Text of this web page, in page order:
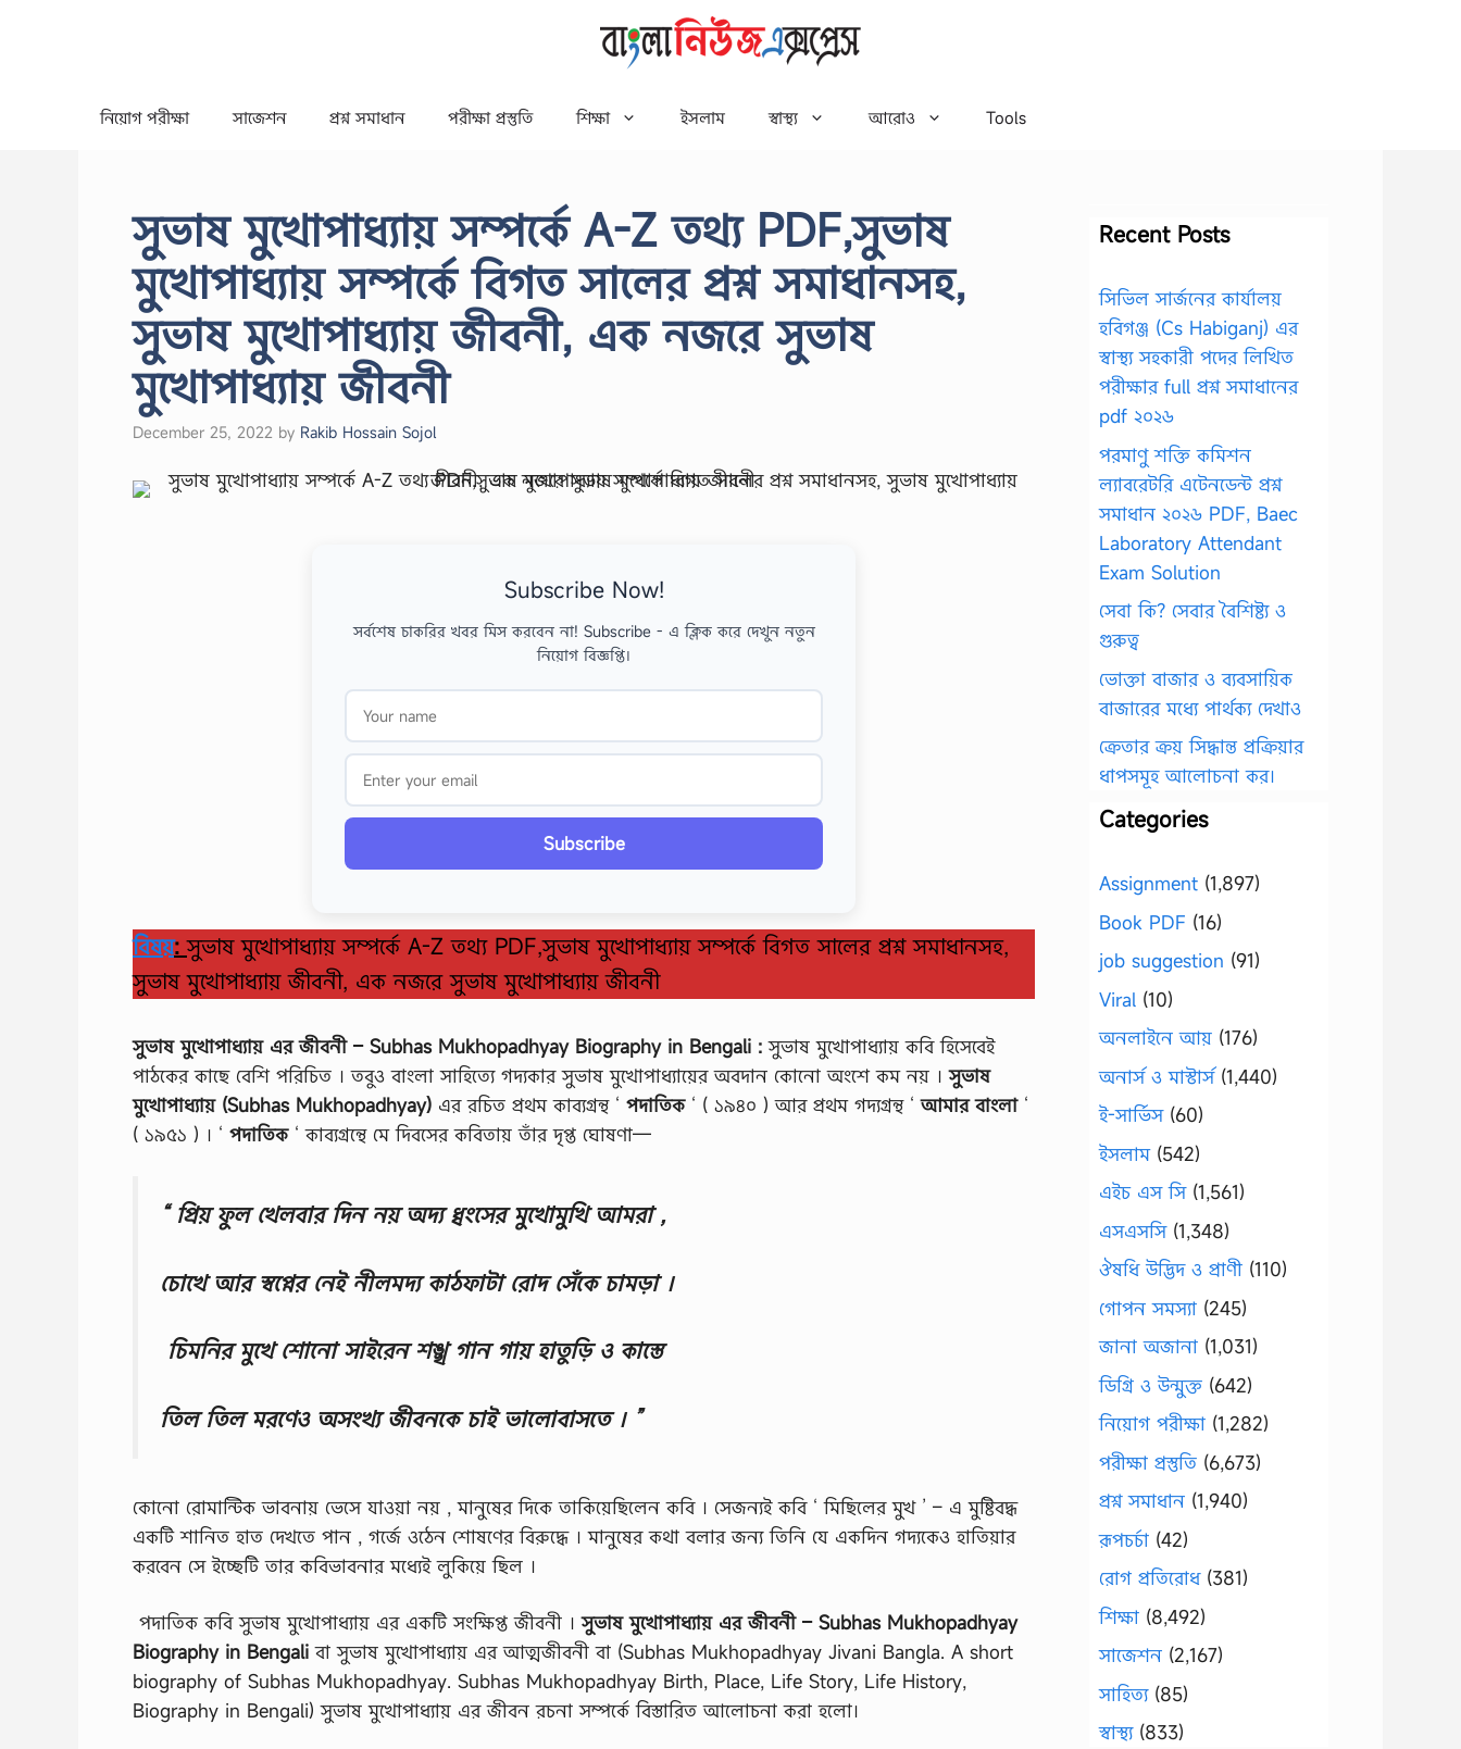
নিয়োগ পরীক্ষা সাজেশন প্রশ্ন সমাধান পরীক্ষা প্রস্তুতি শিক্ষা ইসলাম স্বাস্থ্য আরোও Tools
সুভাষ মুখোপাধ্যায় সম্পর্কে A-Z তথ্য PDF,সুভাষ
মুখোপাধ্যায় সম্পর্কে বিগত সালের প্রশ্ন সমাধানসহ,
সুভাষ মুখোপাধ্যায় জীবনী, এক নজরে সুভাষ
মুখোপাধ্যায় জীবনী
December 25, 2022 by Rakib Hossain Sojol
Subscribe Now!
সর্বশেষ চাকরির খবর মিস করবেন না! Subscribe - এ ক্লিক করে দেখুন নতুন
নিয়োগ বিজ্ঞপ্তি।
Subscribe
বিষয়:সুভাষ মুখোপাধ্যায় সম্পর্কে A-Z তথ্য PDF,সুভাষ মুখোপাধ্যায় সম্পর্কে বিগত সালের প্রশ্ন সমাধানসহ,
সুভাষ মুখোপাধ্যায় জীবনী, এক নজরে সুভাষ মুখোপাধ্যায় জীবনী
সুভাষ মুখোপাধ্যায় এর জীবনী – Subhas Mukhopadhyay Biography in Bengali :সুভাষ মুখোপাধ্যায় কবি হিসেবেই
পাঠকের কাছে বেশি পরিচিত । তবুও বাংলা সাহিত্যে গদ্যকার সুভাষ মুখোপাধ্যায়ের অবদান কোনো অংশে কম নয় ।সুভাষ
মুখোপাধ্যায় (Subhas Mukhopadhyay) এর রচিত প্রথম কাব্যগ্রন্থ ‘ পদাতিক‘ ( ১৯৪০ ) আর প্রথম গদ্যগ্রন্থ ‘আমার বাংলা‘
( ১৯৫১ ) । ‘ পদাতিক‘ কাব্যগ্রন্থে মে দিবসের কবিতায় তাঁর দৃপ্ত ঘোষণা—
“ প্রিয় ফুল খেলবার দিন নয় অদ্য ধ্বংসের মুখোমুখি আমরা ,
চোখে আর স্বপ্নের নেই নীলমদ্য কাঠফাটা রোদ সেঁকে চামড়া ।
চিমনির মুখে শোনো সাইরেন শঙ্খ গান গায় হাতুড়ি ও কাস্তে
তিল তিল মরণেও অসংখ্য জীবনকে চাই ভালোবাসতে । ”
কোনো রোমান্টিক ভাবনায় ভেসে যাওয়া নয় , মানুষের দিকে তাকিয়েছিলেন কবি । সেজন্যই কবি ‘ মিছিলের মুখ ’ – এ মুষ্টিবদ্ধ
একটি শানিত হাত দেখতে পান , গর্জে ওঠেন শোষণের বিরুদ্ধে । মানুষের কথা বলার জন্য তিনি যে একদিন গদ্যকেও হাতিয়ার
করবেন সে ইচ্ছেটি তার কবিভাবনার মধ্যেই লুকিয়ে ছিল ।
পদাতিক কবি সুভাষ মুখোপাধ্যায় এর একটি সংক্ষিপ্ত জীবনী ।সুভাষ মুখোপাধ্যায় এর জীবনী – Subhas Mukhopadhyay
Biography in Bengali বা সুভাষ মুখোপাধ্যায় এর আত্মজীবনী বা (Subhas Mukhopadhyay Jivani Bangla. A short
biography of Subhas Mukhopadhyay. Subhas Mukhopadhyay Birth, Place, Life Story, Life History,
Biography in Bengali) সুভাষ মুখোপাধ্যায় এর জীবন রচনা সম্পর্কে বিস্তারিত আলোচনা করা হলো।
Recent Posts
সিভিল সার্জনের কার্যালয়
হবিগঞ্জ (Cs Habiganj) এর
স্বাস্থ্য সহকারী পদের লিখিত
পরীক্ষার full প্রশ্ন সমাধানের
pdf ২০২৬
পরমাণু শক্তি কমিশন
ল্যাবরেটরি এটেনডেন্ট প্রশ্ন
সমাধান ২০২৬ PDF, Baec
Laboratory Attendant
Exam Solution
সেবা কি? সেবার বৈশিষ্ট্য ও
গুরুত্ব
ভোক্তা বাজার ও ব্যবসায়িক
বাজারের মধ্যে পার্থক্য দেখাও
ক্রেতার ক্রয় সিদ্ধান্ত প্রক্রিয়ার
ধাপসমূহ আলোচনা কর।
Categories
Assignment (1,897)
Book PDF (16)
job suggestion (91)
Viral (10)
অনলাইনে আয় (176)
অনার্স ও মাস্টার্স(1,440)
ই-সার্ভিস(60)
ইসলাম(542)
এইচ এস সি(1,561)
এসএসসি(1,348)
ঔষধি উদ্ভিদ ও প্রাণী (110)
গোপন সমস্যা (245)
জানা অজানা (1,031)
ডিগ্রি ও উন্মুক্ত (642)
নিয়োগ পরীক্ষা (1,282)
পরীক্ষা প্রস্তুতি (6,673)
প্রশ্ন সমাধান (1,940)
রূপচর্চা (42)
রোগ প্রতিরোধ(381)
শিক্ষা (8,492)
সাজেশন (2,167)
সাহিত্য(85)
স্বাস্থ্য(833)